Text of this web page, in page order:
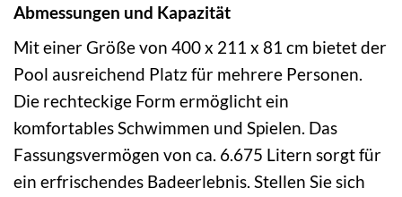
Abmessungen und Kapazität
Mit einer Größe von 400 x 211 x 81 cm bietet der
Pool ausreichend Platz für mehrere Personen.
Die rechteckige Form ermöglicht ein
komfortables Schwimmen und Spielen. Das
Fassungsvermögen von ca. 6.675 Litern sorgt für
ein erfrischendes Badeerlebnis. Stellen Sie sich